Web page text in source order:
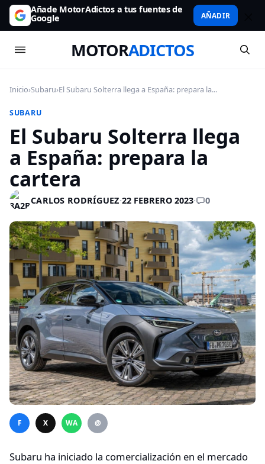
Añade MotorAdictos a tus fuentes de
Google AÑADIR
MOTORADICTOS
Inicio›Subaru›El Subaru Solterra llega a España: prepara la...
SUBARU
El Subaru Solterra llega
a España: prepara la
cartera
CARLOS RODRÍGUEZ·22 FEBRERO 2023· 0
F X WA @
Subaru ha iniciado la comercialización en el mercado